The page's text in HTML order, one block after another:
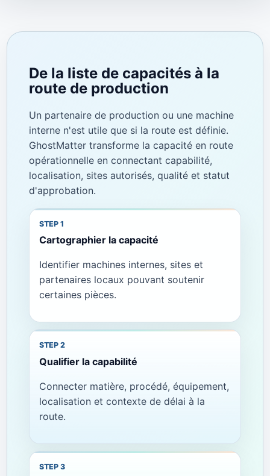
De la liste de capacités à la
route de production
Un partenaire de production ou une machine
interne n'est utile que si la route est définie.
GhostMatter transforme la capacité en route
opérationnelle en connectant capabilité,
localisation, sites autorisés, qualité et statut
d'approbation.
Cartographier la capacité
Identifier machines internes, sites et
partenaires locaux pouvant soutenir
certaines pièces.
Qualifier la capabilité
Connecter matière, procédé, équipement,
localisation et contexte de délai à la
route.